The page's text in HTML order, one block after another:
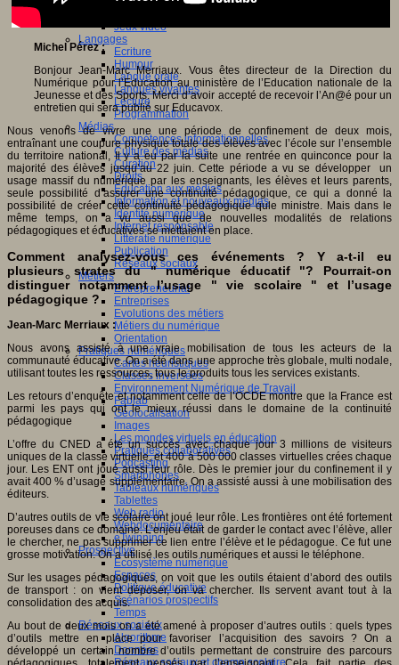
Jeux vidéo
Langages
Ecriture
Humour
Langue orale
Langues vivantes
Lecture
Programmation
Médias
Compétences informationnelles
Culture des médias
Curation
Droits
Education aux médias
Information et nouveaux médias
Identité numérique
Internet responsable
Littératie numérique
Publication
Réseaux sociaux
Métiers
Entrepreneuriat
Entreprises
Evolutions des métiers
Métiers du numérique
Orientation
Pratiques numériques
Cartes heuristiques
Classes inversées
Environnement Numérique de Travail
Fablab
Géolocalisation
Images
Les mondes virtuels en éducation
Pratiques collaboratives
Podcasting
Smartphones
Tableaux numériques
Tablettes
Web radio
Webdocumentaire
eTwinning
Prospective
Ecosystème numérique
Espaces
Politique éducative
Scénarios prospectifs
Temps
Réseaux sociaux
Algorithme
Données
Réseaux sociaux et champ scolaire
Michel Pérez :
Bonjour Jean-Marc Merriaux. Vous êtes directeur de la Direction du
Numérique pour l’Education au ministère de l’Education nationale de la
Jeunesse et des Sports. Merci d’avoir accepté de recevoir l’An@é pour un
entretien qui sera publié sur Educavox.
Nous venons de vivre une une période de confinement de deux mois,
entraînant une coupure physique totale des élèves avec l’école sur l’ensemble
du territoire national, Il y a eu par la suite une rentrée en quinconce pour la
majorité des élèves jusqu’au 22 juin. Cette période a vu se développer un
usage massif du numérique par les enseignants, les élèves et leurs parents,
seule possibilité d’assurer une continuité pédagogique, ce qui a donné la
possibilité de créer cette continuité pédagogique qule ministre. Mais dans le
même temps, on a vu aussi que de nouvelles modalités de relations
pédagogiques et éducatives se mettaient en place.
Comment analysez-vous ces événements ? Y a-t-il eu
plusieurs strates du " numérique éducatif "? Pourrait-on
distinguer notamment l’usage " vie scolaire " et l’usage
pédagogique ?
Jean-Marc Merriaux :
Nous avons assisté à une vraie mobilisation de tous les acteurs de la
communauté éducative. On a été dans une approche très globale, multi nodale,
utilisant toutes les ressources, tous le produits tous les services existants.
Les retours d’enquête et notamment celle de l’OCDE montre que la France est
parmi les pays qui ont le mieux réussi dans le domaine de la continuité
pédagogique
L’offre du CNED a été un succès avec chaque jour 3 millions de visiteurs
uniques de la classe virtuelle, et 400 à 500 000 classes virtuelles crées chaque
jour. Les ENT ont joué aussi leur rôle. Dès le premier jour du confinement il y
avait 400 % d’usage supplémentaire. On a assisté aussi à une mobilisation des
éditeurs.
D’autres outils de vie scolaire ont joué leur rôle. Les frontières ont été fortement
poreuses dans ce domaine. L’enjeu était de garder le contact avec l’élève, aller
le chercher, ne pas supprimer ce lien entre l’élève et le pédagogue. Ce fut une
grosse motivation. On a utilisé les outils numériques et aussi le téléphone.
Sur les usages pédagogiques, on voit que les outils étaient d’abord des outils
de transport : on vient déposer, on va chercher. Ils servent avant tout à la
consolidation des acquis.
Au bout de deux mois on a été amené à proposer d’autres outils : quels types
d’outils mettre en place pour favoriser l’acquisition des savoirs ? On a
développé un certain nombre d’outils permettant de construire des parcours